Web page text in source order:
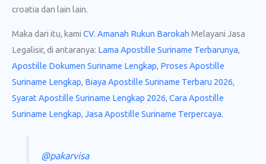
croatia dan lain lain.
Maka dari itu, kami CV. Amanah Rukun Barokah Melayani Jasa
Legalisir, di antaranya: Lama Apostille Suriname Terbarunya,
Apostille Dokumen Suriname Lengkap, Proses Apostille
Suriname Lengkap, Biaya Apostille Suriname Terbaru 2026,
Syarat Apostille Suriname Lengkap 2026, Cara Apostille
Suriname Lengkap, Jasa Apostille Suriname Terpercaya.
@pakarvisa